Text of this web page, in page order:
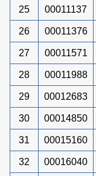
25 00011137
26 00011376
27 00011571
28 00011988
29 00012683
30 00014850
31 00015160
32 00016040